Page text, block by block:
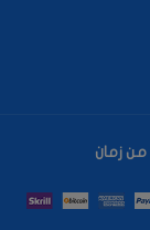
زمان